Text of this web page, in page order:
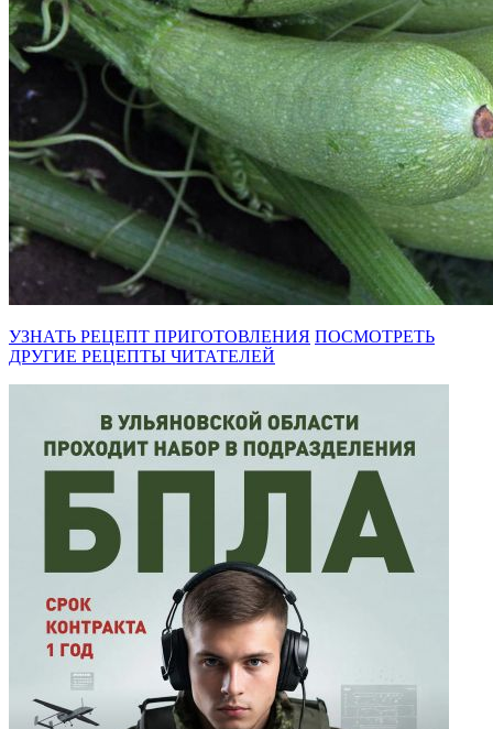
УЗНАТЬ РЕЦЕПТ ПРИГОТОВЛЕНИЯ ПОСМОТРЕТЬ
ДРУГИЕ РЕЦЕПТЫ ЧИТАТЕЛЕЙ